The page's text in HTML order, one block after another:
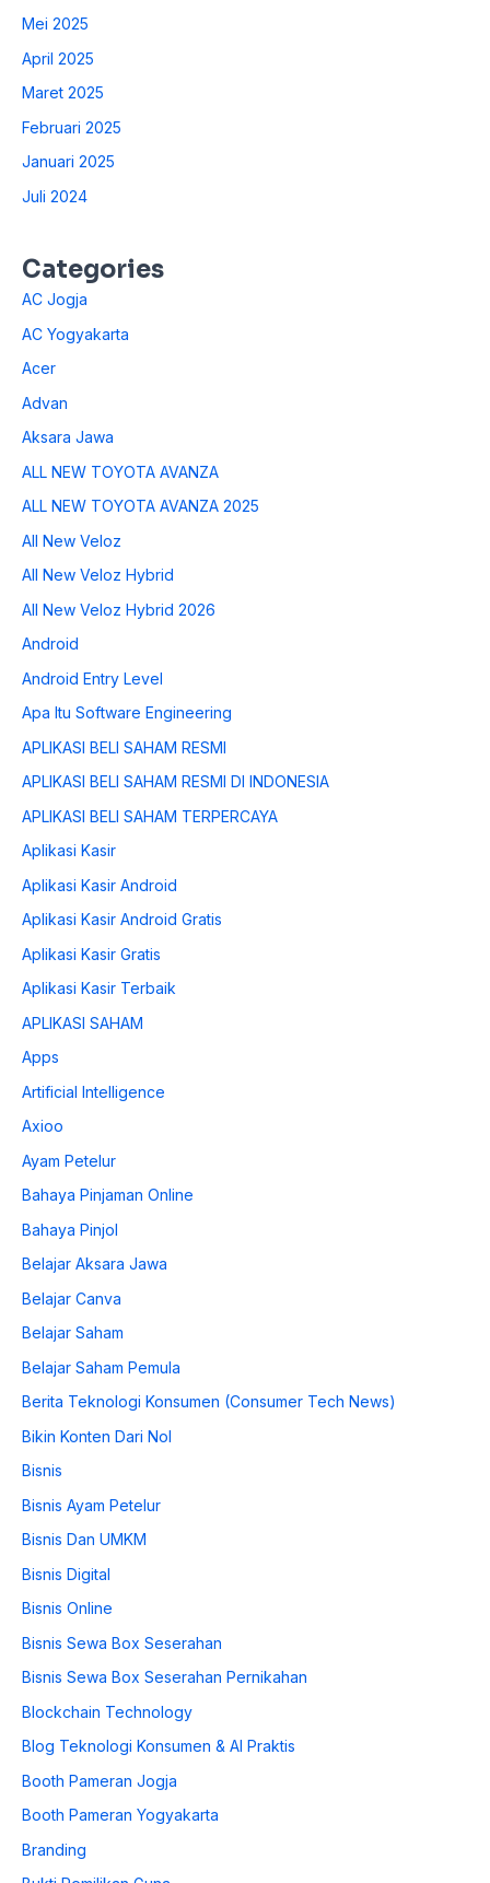
Mei 2025
April 2025
Maret 2025
Februari 2025
Januari 2025
Juli 2024
Categories
AC Jogja
AC Yogyakarta
Acer
Advan
Aksara Jawa
ALL NEW TOYOTA AVANZA
ALL NEW TOYOTA AVANZA 2025
All New Veloz
All New Veloz Hybrid
All New Veloz Hybrid 2026
Android
Android Entry Level
Apa Itu Software Engineering
APLIKASI BELI SAHAM RESMI
APLIKASI BELI SAHAM RESMI DI INDONESIA
APLIKASI BELI SAHAM TERPERCAYA
Aplikasi Kasir
Aplikasi Kasir Android
Aplikasi Kasir Android Gratis
Aplikasi Kasir Gratis
Aplikasi Kasir Terbaik
APLIKASI SAHAM
Apps
Artificial Intelligence
Axioo
Ayam Petelur
Bahaya Pinjaman Online
Bahaya Pinjol
Belajar Aksara Jawa
Belajar Canva
Belajar Saham
Belajar Saham Pemula
Berita Teknologi Konsumen (Consumer Tech News)
Bikin Konten Dari Nol
Bisnis
Bisnis Ayam Petelur
Bisnis Dan UMKM
Bisnis Digital
Bisnis Online
Bisnis Sewa Box Seserahan
Bisnis Sewa Box Seserahan Pernikahan
Blockchain Technology
Blog Teknologi Konsumen & AI Praktis
Booth Pameran Jogja
Booth Pameran Yogyakarta
Branding